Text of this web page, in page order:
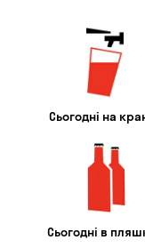
Сьогодні на
Сьогодні в